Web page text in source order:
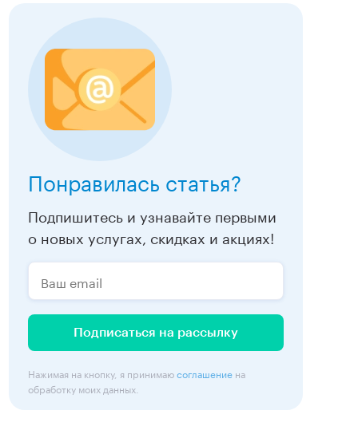
Понравилась статья?
Подпишитесь и узнавайте первыми
о новых услугах, скидках и акциях!
Подписаться на рассылку
Нажимая на кнопку, я принимаюсоглашение на
обработку моих данных.